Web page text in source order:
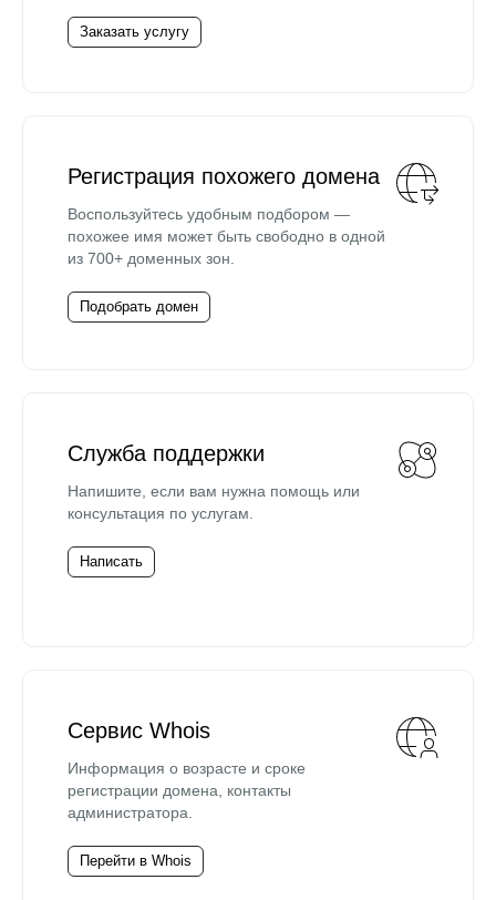
Заказать услугу
Регистрация похожего домена
Воспользуйтесь удобным подбором —
похожее имя может быть свободно в одной
из 700+ доменных зон.
Подобрать домен
Служба поддержки
Напишите, если вам нужна помощь или
консультация по услугам.
Написать
Сервис Whois
Информация о возрасте и сроке
регистрации домена, контакты
администратора.
Перейти в Whois